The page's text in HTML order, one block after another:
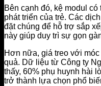
Bên cạnh đó, kệ modul
phát triển của trẻ. Các
đặt chúng để hỗ trợ sắp
này giúp duy trì sự gọn
Hơn nữa, giá treo với
quả. Dữ liệu từ Công ty
thấy, 60% phụ huynh hài
trở thành lựa chọn phổ